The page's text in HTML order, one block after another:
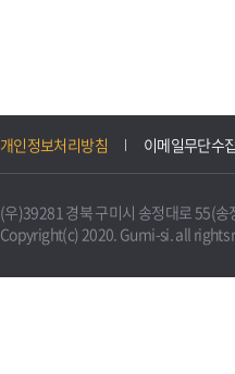
개인정보처리방침 이메일무단수
(우)39281 경북 구미시 송정대로 55(
Copyright(c) 2020. Gumi-si. all rights